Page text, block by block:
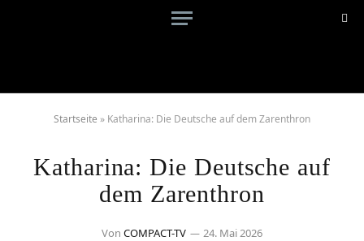
Startseite » Katharina: Die Deutsche auf dem Zarenthron
Katharina: Die Deutsche auf
dem Zarenthron
Von COMPACT-TV 24. Mai 2026